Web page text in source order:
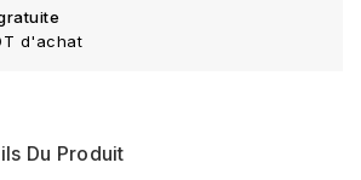
d'achat
Du Produit